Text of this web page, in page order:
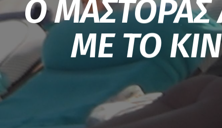
Ο ΜΑΣΤΟΡΑΣ
ΜΕ ΤΟ